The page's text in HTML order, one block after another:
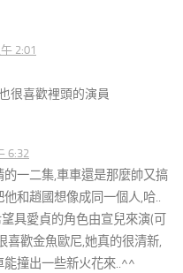
2:01
很喜歡裡頭的演員
6:32
一二集,車車還是那麼帥又搞
和趙國想像成同一個人,哈..
具愛貞的角色由宣兒來演(可
喜歡金魚歐尼,她真的很清新,
撞出一些新火花來..^^